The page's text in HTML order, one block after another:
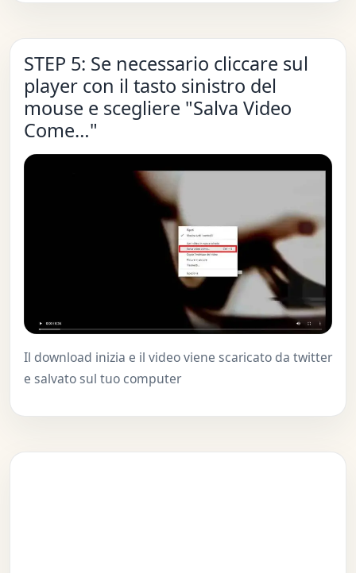
STEP 5: Se necessario cliccare sul
player con il tasto sinistro del
mouse e scegliere "Salva Video
Come…"
Il download inizia e il video viene scaricato da twitter
e salvato sul tuo computer